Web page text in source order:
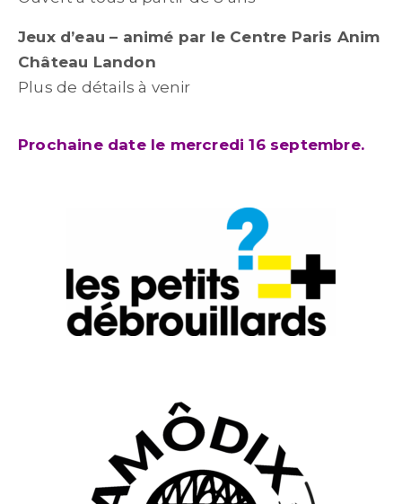
Jeux d’eau – animé par le Centre Paris Anim
Château Landon
Plus de détails à venir
Prochaine date le mercredi 16 septembre.